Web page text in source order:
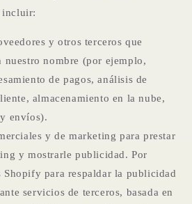
incluir:
y otros terceros que
nuestro nombre (por ejemplo,
de pagos, análisis de
almacenamiento en la nube,
envíos).
y de marketing para prestar
y mostrarle publicidad. Por
para respaldar la publicidad
servicios de terceros, basada en